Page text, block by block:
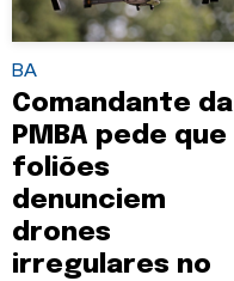
BA
Comandante da
PMBA pede que
foliões
denunciem
drones
irregulares no